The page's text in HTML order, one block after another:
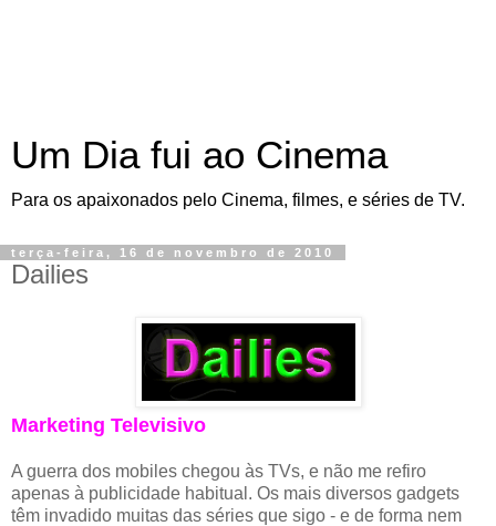
Um Dia fui ao Cinema
Para os apaixonados pelo Cinema, filmes, e séries de TV.
terça-feira, 16 de novembro de 2010
Dailies
Marketing Televisivo
A guerra dos mobiles chegou às TVs, e não me refiro
apenas à publicidade habitual. Os mais diversos gadgets
têm invadido muitas das séries que sigo - e de forma nem